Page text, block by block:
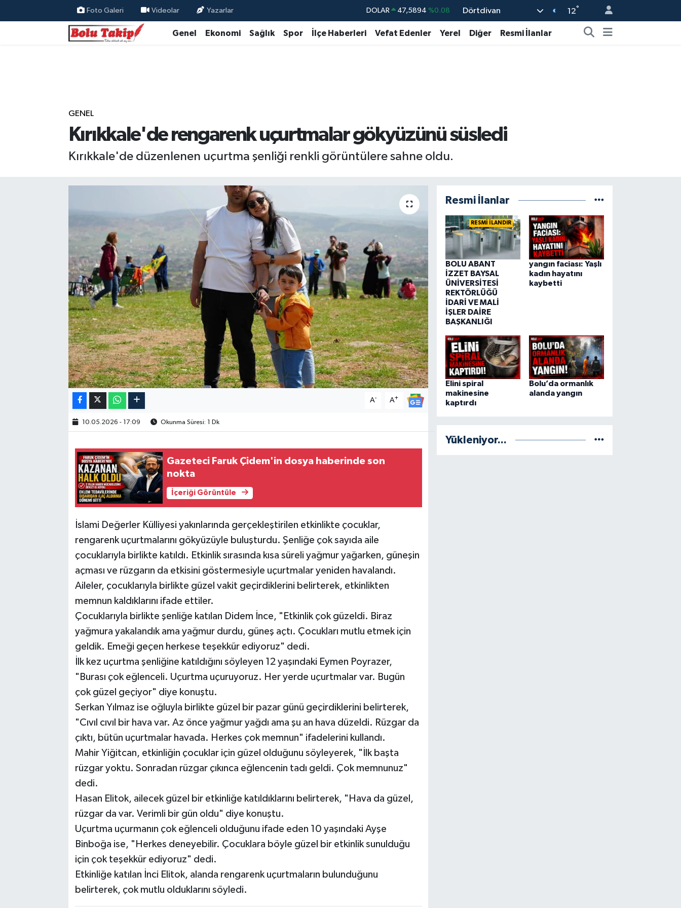
Foto Galeri Videolar Yazarlar DOLAR 47,5894 %0.08
EURO 55,0398 %-0.02
Dörtdivan 12°
Genel Ekonomi Sağlık Spor İlçe Haberleri Vefat Edenler Yerel Diğer Resmi İlanlar
GENEL
Kırıkkale'de rengarenk uçurtmalar gökyüzünü süsledi
Kırıkkale'de düzenlenen uçurtma şenliği renkli görüntülere sahne oldu.
A- A+
10.05.2026 - 17:09 Okunma Süresi: 1 Dk
Gazeteci Faruk Çidem'in dosya haberinde son
nokta
İçeriği Görüntüle
İslami Değerler Külliyesi yakınlarında gerçekleştirilen etkinlikte çocuklar,
rengarenk uçurtmalarını gökyüzüyle buluşturdu. Şenliğe çok sayıda aile
çocuklarıyla birlikte katıldı. Etkinlik sırasında kısa süreli yağmur yağarken, güneşin
açması ve rüzgarın da etkisini göstermesiyle uçurtmalar yeniden havalandı.
Aileler, çocuklarıyla birlikte güzel vakit geçirdiklerini belirterek, etkinlikten
memnun kaldıklarını ifade ettiler.
Çocuklarıyla birlikte şenliğe katılan Didem İnce, "Etkinlik çok güzeldi. Biraz
yağmura yakalandık ama yağmur durdu, güneş açtı. Çocukları mutlu etmek için
geldik. Emeği geçen herkese teşekkür ediyoruz" dedi.
İlk kez uçurtma şenliğine katıldığını söyleyen 12 yaşındaki Eymen Poyrazer,
"Burası çok eğlenceli. Uçurtma uçuruyoruz. Her yerde uçurtmalar var. Bugün
çok güzel geçiyor" diye konuştu.
Serkan Yılmaz ise oğluyla birlikte güzel bir pazar günü geçirdiklerini belirterek,
"Cıvıl cıvıl bir hava var. Az önce yağmur yağdı ama şu an hava düzeldi. Rüzgar da
çıktı, bütün uçurtmalar havada. Herkes çok memnun" ifadelerini kullandı.
Mahir Yiğitcan, etkinliğin çocuklar için güzel olduğunu söyleyerek, "İlk başta
rüzgar yoktu. Sonradan rüzgar çıkınca eğlencenin tadı geldi. Çok memnunuz"
dedi.
Hasan Elitok, ailecek güzel bir etkinliğe katıldıklarını belirterek, "Hava da güzel,
rüzgar da var. Verimli bir gün oldu" diye konuştu.
Uçurtma uçurmanın çok eğlenceli olduğunu ifade eden 10 yaşındaki Ayşe
Binboğa ise, "Herkes deneyebilir. Çocuklara böyle güzel bir etkinlik sunulduğu
için çok teşekkür ediyoruz" dedi.
Etkinliğe katılan İnci Elitok, alanda rengarenk uçurtmaların bulunduğunu
belirterek, çok mutlu olduklarını söyledi.
Resmi İlanlar
RESMİ İLANDIR
BOLU ABANT
İZZET BAYSAL
ÜNİVERSİTESİ
REKTÖRLÜĞÜ
İDARİ VE MALİ
İŞLER DAİRE
BAŞKANLIĞI
yangın faciası: Yaşlı
kadın hayatını
kaybetti
Elini spiral
makinesine
kaptırdı
Bolu’da ormanlık
alanda yangın
Yükleniyor...